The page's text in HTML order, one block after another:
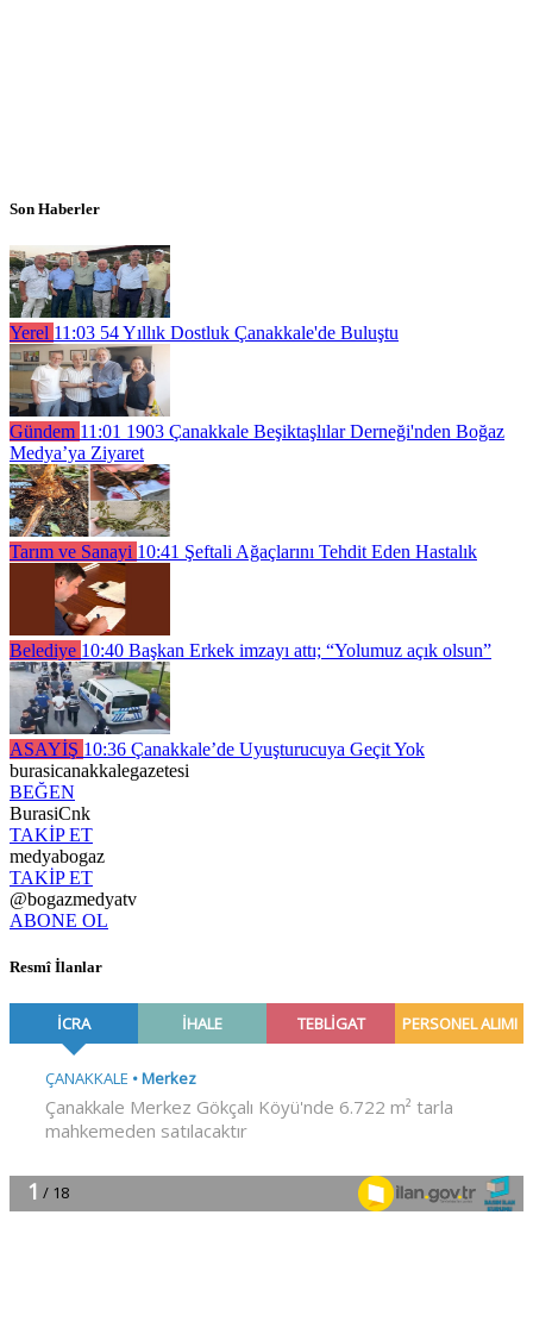
Son Haberler
Yerel 11:03 54 Yıllık Dostluk Çanakkale'de Buluştu
Gündem 11:01 1903 Çanakkale Beşiktaşlılar Derneği'nden Boğaz
Medya’ya Ziyaret
Tarım ve Sanayi 10:41 Şeftali Ağaçlarını Tehdit Eden Hastalık
Belediye 10:40 Başkan Erkek imzayı attı; “Yolumuz açık olsun”
ASAYİŞ 10:36 Çanakkale’de Uyuşturucuya Geçit Yok
burasicanakkalegazetesi
BEĞEN
BurasiCnk
TAKİP ET
medyabogaz
TAKİP ET
@bogazmedyatv
ABONE OL
Resmî İlanlar